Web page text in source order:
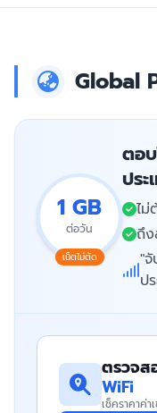
Global
1 GB
ต่อวัน
เน็ตไม่ตัด
ตอ
ปร
ไม่
ถึ
"
ป
ตรวจส
WiFi
เช็คราคาค่า